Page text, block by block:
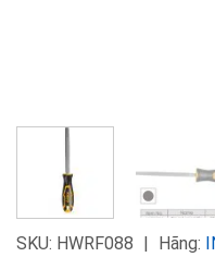
SKU: HWRF088 Hãng: